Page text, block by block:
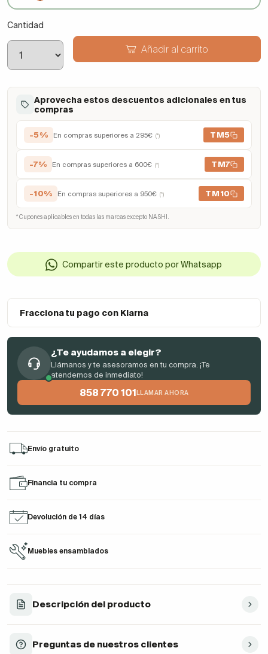
Cantidad
Añadir al carrito
Aprovecha estos descuentos adicionales en tus
compras
-5% En compras superiores a 295€ (*) TM5
-7% En compras superiores a 600€ (*) TM7
-10% En compras superiores a 950€ (*) TM10
* Cupones aplicables en todas las marcas excepto NASHI.
Compartir este producto por Whatsapp
Fracciona tu pago con Klarna
¿Te ayudamos a elegir?
Llámanos y te asesoramos en tu compra. ¡Te
atendemos de inmediato!
858 770 101 LLAMAR AHORA
Envío gratuito
Financia tu compra
Devolución de 14 días
Muebles ensamblados
Descripción del producto
Preguntas de nuestros clientes